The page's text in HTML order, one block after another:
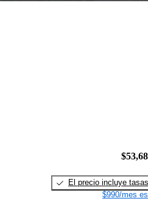
El precio incluye tasas
$990/mes